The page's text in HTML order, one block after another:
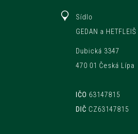
Sídlo
GEDAN a
Dubická 3347
470 01 Česká Lípa
IČO 63147815
DIČ CZ63147815